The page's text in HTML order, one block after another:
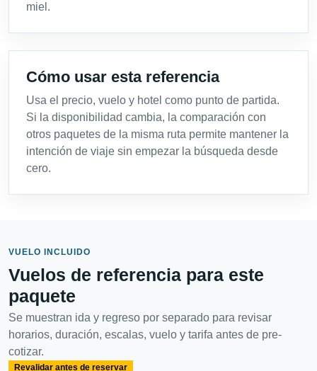
miel.
Cómo usar esta referencia
Usa el precio, vuelo y hotel como punto de partida.
Si la disponibilidad cambia, la comparación con
otros paquetes de la misma ruta permite mantener la
intención de viaje sin empezar la búsqueda desde
cero.
VUELO INCLUIDO
Vuelos de referencia para este
paquete
Se muestran ida y regreso por separado para revisar
horarios, duración, escalas, vuelo y tarifa antes de pre-
cotizar.
Revalidar antes de reservar